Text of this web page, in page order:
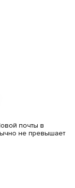
почты в
не превышает